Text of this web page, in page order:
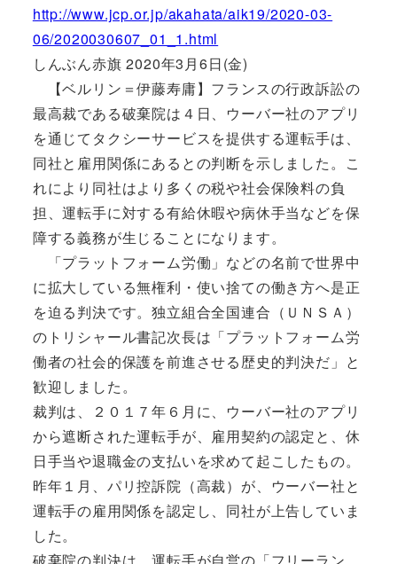
http://www.jcp.or.jp/akahata/aik19/2020-03-
06/2020030607_01_1.html
しんぶん赤旗 2020年3月6日(金)
【ベルリン＝伊藤寿庸】フランスの行政訴訟の
最高裁である破棄院は４日、ウーバー社のアプリ
を通じてタクシーサービスを提供する運転手は、
同社と雇用関係にあるとの判断を示しました。こ
れにより同社はより多くの税や社会保険料の負
担、運転手に対する有給休暇や病休手当などを保
障する義務が生じることになります。
「プラットフォーム労働」などの名前で世界中
に拡大している無権利・使い捨ての働き方へ是正
を迫る判決です。独立組合全国連合（ＵＮＳＡ）
のトリシャール書記次長は「プラットフォーム労
働者の社会的保護を前進させる歴史的判決だ」と
歓迎しました。
裁判は、２０１７年６月に、ウーバー社のアプリ
から遮断された運転手が、雇用契約の認定と、休
日手当や退職金の支払いを求めて起こしたもの。
昨年１月、パリ控訴院（高裁）が、ウーバー社と
運転手の雇用関係を認定し、同社が上告していま
した。
破棄院の判決は、運転手が自営の「フリーラン